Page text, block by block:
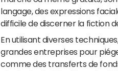
langage, des expressions
difficile de discerner la fiction
En utilisant diverses
grandes entreprises pour
comme des transferts de